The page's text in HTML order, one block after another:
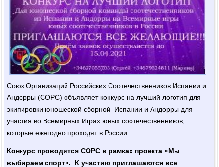
Союз Организаций Российских Соотечественников Испании и
Андорры (СОРС) объявляет конкурс на лучший логотип для
экипировки юношеской сборной Испании и Андорры для
участия во Всемирных Играх юных соотечественников,
которые ежегодно проходят в России.
Конкурс проводится СОРС в рамках проекта «Мы
выбираем спорт». К участию приглашаются все